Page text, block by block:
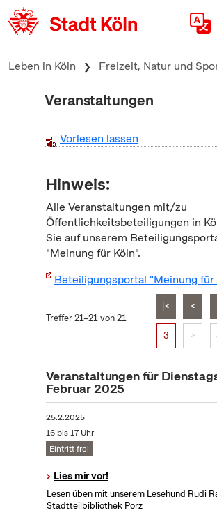
zum Inhalt springen
Leben in Köln Freizeit, Natur und
Veranstaltungen
Vorlesen lassen
Hinweis:
Alle Veranstaltungen mit/zu
Öffentlichkeitsbeteiligungen in
Sie auf unserem
"Meinung für Köln".
Beteiligungsportal "Meinung für
Treffer 21–21 von 21
|< <
3 >
Veranstaltungen für
Februar 2025
25.2.2025
16 bis 17 Uhr
Eintritt frei
Lies mir vor!
Lesen üben mit unserem Lesehund Rudi
Stadtteilbibliothek Porz